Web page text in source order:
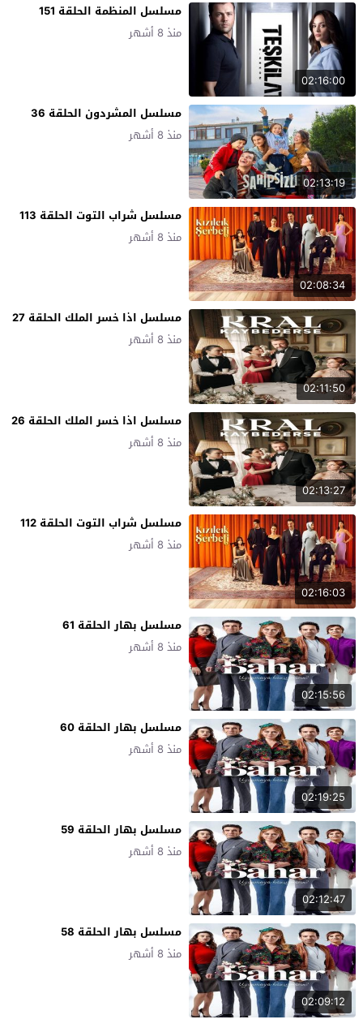
02:16:00
مسلسل المنظمة الحلقة 151
منذ 8 أشهر
02:13:19
مسلسل المشردون الحلقة 36
منذ 8 أشهر
02:08:34
مسلسل شراب التوت الحلقة 113
منذ 8 أشهر
02:11:50
مسلسل اذا خسر الملك الحلقة 27
منذ 8 أشهر
02:13:27
مسلسل اذا خسر الملك الحلقة 26
منذ 8 أشهر
02:16:03
مسلسل شراب التوت الحلقة 112
منذ 8 أشهر
02:15:56
مسلسل بهار الحلقة 61
منذ 8 أشهر
02:19:25
مسلسل بهار الحلقة 60
منذ 8 أشهر
02:12:47
مسلسل بهار الحلقة 59
منذ 8 أشهر
02:09:12
مسلسل بهار الحلقة 58
منذ 8 أشهر